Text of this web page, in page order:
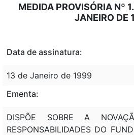
MEDIDA PROVISÓRIA Nº
JANEIRO DE
Data de assinatura:
13 de Janeiro de 1999
Ementa:
DISPÕE SOBRE A
RESPONSABILIDADES DO